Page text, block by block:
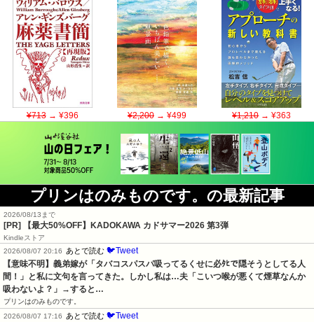
¥713→ ¥396 ¥2,200→ ¥499 ¥1,210→ ¥363
プリンはのみものです。の最新記事
2026/08/13まで
[PR] 【最大50%OFF】KADOKAWA カドサマー2026 第3弾
Kindleストア
2026/08/07 20:16
あとで読む 🐦Tweet
【意味不明】義弟嫁が「タバコスパスパ吸ってるくせに必ﾀﾋで隠そうとしてる人
間！」と私に文句を言ってきた。しかし私は…夫「こいつ喉が悪くて煙草なんか
吸わないよ？」→すると…
プリンはのみものです。
2026/08/07 17:16
あとで読む 🐦Tweet